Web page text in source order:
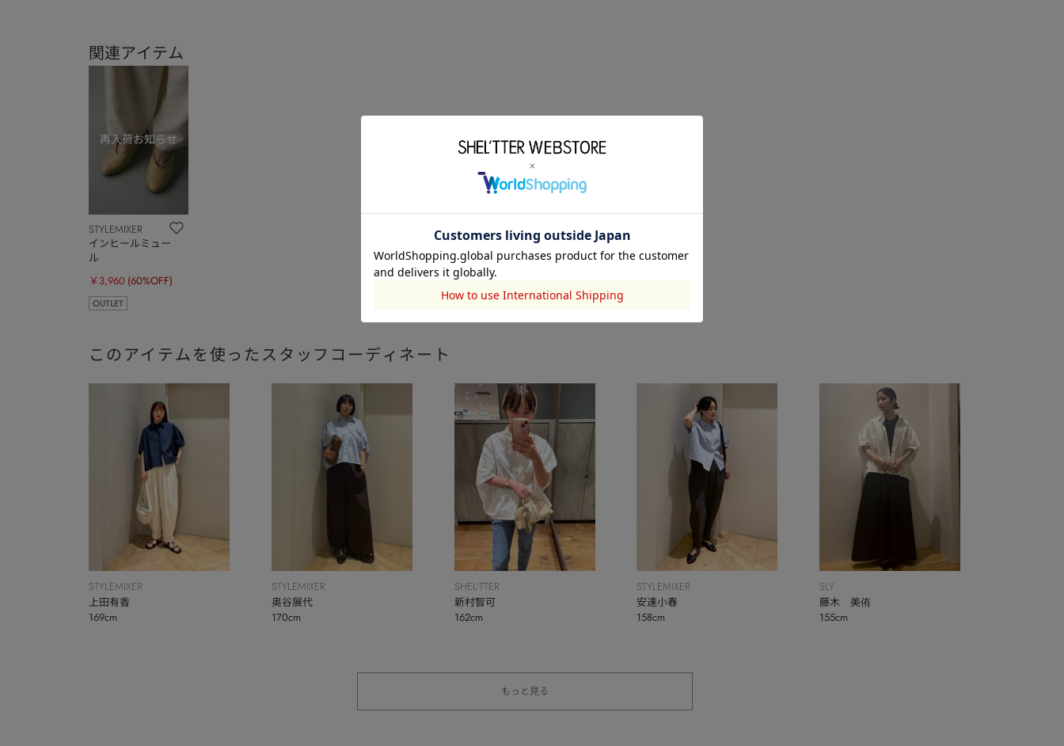
関連アイテム
STYLEMIXER
インヒールミュー
ル
￥3,960 (60%OFF)
OUTLET
このアイテムを使ったスタッフコーディネート
STYLEMIXER
上田有香
169cm
STYLEMIXER
奥谷展代
170cm
SHEL’TTER
新村智可
162cm
STYLEMIXER
安達小春
158cm
SLY
藤木 美侑
155cm
もっと見る